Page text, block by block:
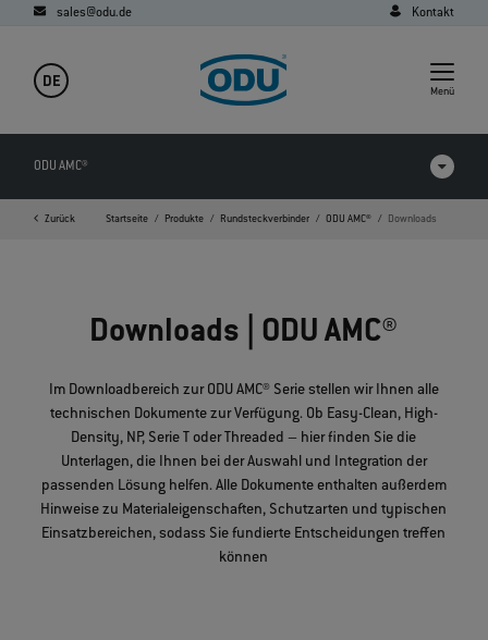
sales@odu.de Kontakt
DE
Menü
ODU AMC®
Produkte im Vergleich
Downloads
Zurück Startseite Produkte Rundsteckverbinder ODU AMC® Downloads
Downloads | ODU AMC®
Im Downloadbereich zur ODU AMC® Serie stellen wir Ihnen alle
technischen Dokumente zur Verfügung. Ob Easy-Clean, High-
Density, NP, Serie T oder Threaded – hier finden Sie die
Unterlagen, die Ihnen bei der Auswahl und Integration der
passenden Lösung helfen. Alle Dokumente enthalten außerdem
Hinweise zu Materialeigenschaften, Schutzarten und typischen
Einsatzbereichen, sodass Sie fundierte Entscheidungen treffen
können